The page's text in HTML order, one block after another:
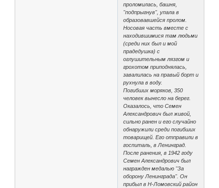
проломилась, башня,
"подпрыгнув", упала в
образовавшейся пролом.
Носовая часть вместе с
находившимися там людьми
(среди них был и мой
прадедушка) с
оглушительным лязгом и
грохотом приподнялась,
завалилась на правый борт и
рухнула в воду.
Погибших моряков, 350
человек вынесло на берег.
Оказалось, что Семен
Александрович был живой,
сильно ранен и его случайно
обнаружили среди погибших
товарищей. Его отправили в
госпиталь, в Ленинград.
После ранения, в 1942 году
Семен Александрович был
награжден медалью "За
оборону Ленинграда". Он
прибыл в Н-Ломовский район